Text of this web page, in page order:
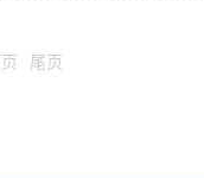
页 尾页